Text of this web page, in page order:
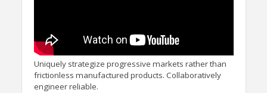
Uniquely strategize progressive markets rather than
frictionless manufactured products. Collaboratively
engineer reliable.